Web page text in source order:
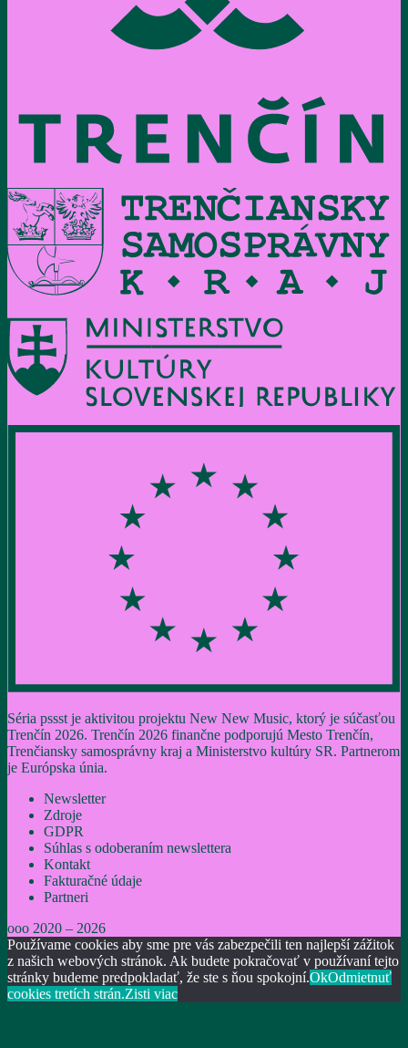
Séria pssst je aktivitou projektu New New Music, ktorý je súčasťou
Trenčín 2026. Trenčín 2026 finančne podporujú Mesto Trenčín,
Trenčiansky samosprávny kraj a Ministerstvo kultúry SR. Partnerom
je Európska únia.
Newsletter
Zdroje
GDPR
Súhlas s odoberaním newslettera
Kontakt
Fakturačné údaje
Partneri
ooo 2020 – 2026
Používame cookies aby sme pre vás zabezpečili ten najlepší zážitok
z našich webových stránok. Ak budete pokračovať v používaní tejto
stránky budeme predpokladať, že ste s ňou spokojní.OkOdmietnuť
cookies tretích strán.Zisti viac